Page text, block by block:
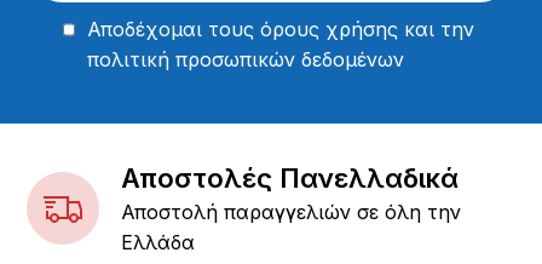
Αποδέχομαι τουςόρους χρήσης και την
πολιτική προσωπικών δεδομένων
Αποστολές Πανελλαδικά
Αποστολή παραγγελιών σε όλη την
Ελλάδα